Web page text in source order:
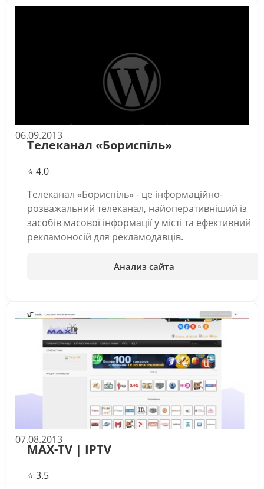
06.09.2013
Телеканал «Бориспіль»
⭐ 4.0
Телеканал «Бориспіль» - це інформаційно-
розважальний телеканал, найоперативніший із
засобів масової інформації у місті та ефективний
рекламоносій для рекламодавців.
Анализ сайта
07.08.2013
MAX-TV | IPTV
⭐ 3.5